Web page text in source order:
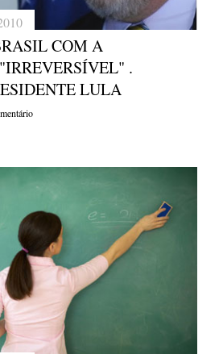
COM A
.
LULA